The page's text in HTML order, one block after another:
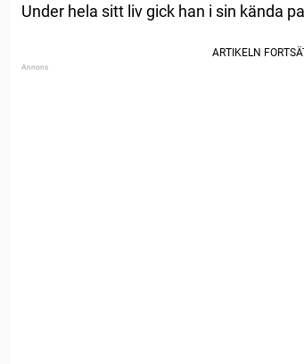
Under hela sitt liv gick han i sin kända